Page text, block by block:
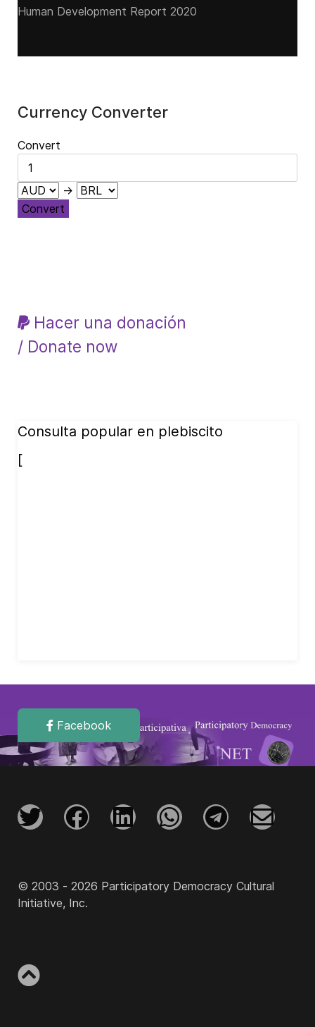
Human Development Report 2020
Currency Converter
Convert
→
Convert
Hacer una donación
/ Donate now
Consulta popular en plebiscito
[
Facebook
© 2003 - 2026 Participatory Democracy Cultural
Initiative, Inc.